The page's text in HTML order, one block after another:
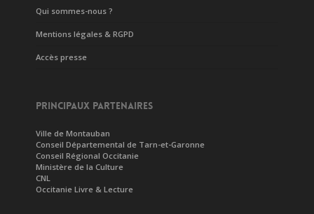
Qui sommes-nous ?
Mentions légales & RGPD
Accès presse
PRINCIPAUX PARTENAIRES
Ville de Montauban
Conseil Départemental de Tarn-et-Garonne
Conseil Régional Occitanie
Ministère de la Culture
CNL
Occitanie Livre & Lecture